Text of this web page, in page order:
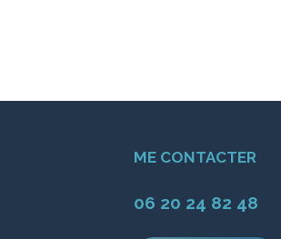
ME CONTACTER
06 20 24 82 48